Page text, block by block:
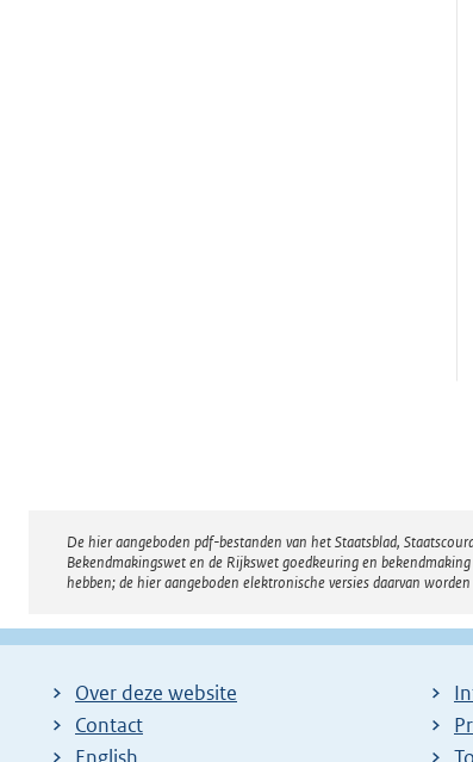
Disclaimer
De hier aangeboden pdf-bestanden van het Staatsblad,
Bekendmakingswet en de Rijkswet goedkeuring en
hebben; de hier aangeboden elektronische versies daarvan
Over deze website
Contact
English